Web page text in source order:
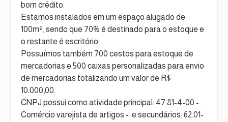
bom crédito.
Estamos instalados em um espaço alugado de
100m², sendo que 70% é destinado para o estoque e
o restante é escritório.
Possuímos também 700 cestos para estoque de
mercadorias e 500 caixas personalizadas para envio
de mercadorias totalizando um valor de R$
10.000,00.
CNPJ possui como atividade principal: 47.81-4-00 -
Comércio varejista de artigos - e secundários: 62.01-